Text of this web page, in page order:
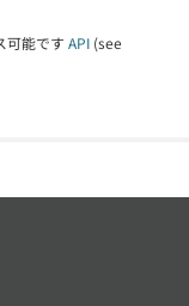
可能です API (see